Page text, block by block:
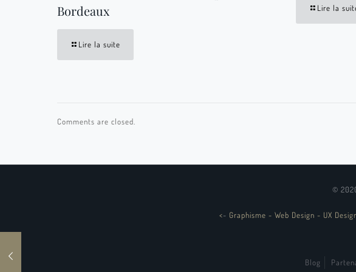
Bordeaux
Lire la suite
Lire la
Comments are closed.
©
<- Graphisme - Web Design - UX
Blog